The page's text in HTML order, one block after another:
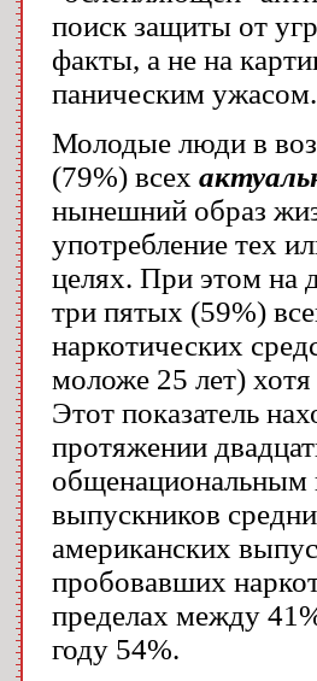
поиск защиты от
факты, а не на
паническим ужасом.
Молодые люди в
(79%) всех
нынешний образ
употребление тех
целях. При этом на
три пятых (59%)
наркотических
моложе 25 лет)
Этот показатель
протяжении
общенациональным
выпускников
американских
пробовавших
пределах между
году 54%.